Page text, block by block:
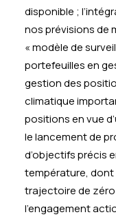
disponible ;
nos prévisions de
« modèle de
portefeuilles en
gestion des
climatique
positions en vue
le lancement de
d’objectifs précis
température, dont
trajectoire de
l’engagement